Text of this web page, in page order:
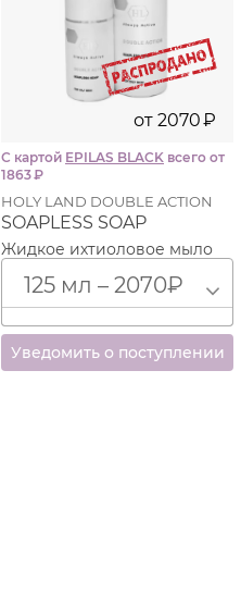
от2070₽
С картой EPILAS BLACK всего от
1863₽
HOLY LAND DOUBLE ACTION
SOAPLESS SOAP
Жидкое ихтиоловое мыло
для проблемной кожи
125 мл – 2070₽